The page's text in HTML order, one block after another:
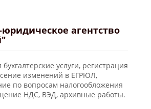
агентство
услуги, регистрация
изменений в ЕГРЮЛ,
по вопросам налогообложения
НДС, ВЭД, архивные работы.